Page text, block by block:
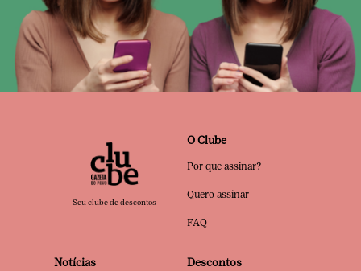
Seu clube de descontos
O Clube
Por que assinar?
Quero assinar
FAQ
Notícias Descontos